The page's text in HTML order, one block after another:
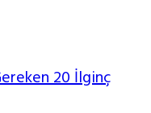
20 İlginç